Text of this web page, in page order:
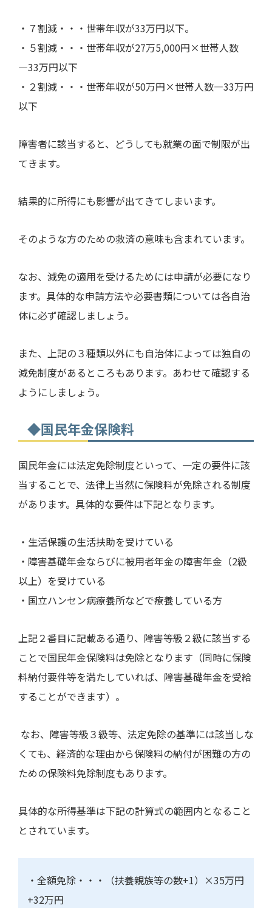
・７割減・・・世帯年収が33万円以下。
・５割減・・・世帯年収が27万5,000円×世帯人数
―33万円以下
・２割減・・・世帯年収が50万円×世帯人数―33万円
以下
障害者に該当すると、どうしても就業の面で制限が出
てきます。
結果的に所得にも影響が出てきてしまいます。
そのような方のための救済の意味も含まれています。
なお、減免の適用を受けるためには申請が必要になり
ます。具体的な申請方法や必要書類については各自治
体に必ず確認しましょう。
また、上記の３種類以外にも自治体によっては独自の
減免制度があるところもあります。あわせて確認する
ようにしましょう。
◆国民年金保険料
国民年金には法定免除制度といって、一定の要件に該
当することで、法律上当然に保険料が免除される制度
があります。具体的な要件は下記となります。
・生活保護の生活扶助を受けている
・障害基礎年金ならびに被用者年金の障害年金（2級
以上）を受けている
・国立ハンセン病療養所などで療養している方
上記２番目に記載ある通り、障害等級２級に該当する
ことで国民年金保険料は免除となります（同時に保険
料納付要件等を満たしていれば、障害基礎年金を受給
することができます）。
なお、障害等級３級等、法定免除の基準には該当しな
くても、経済的な理由から保険料の納付が困難の方の
ための保険料免除制度もあります。
具体的な所得基準は下記の計算式の範囲内となること
とされています。
・全額免除・・・（扶養親族等の数+1）×35万円
+32万円